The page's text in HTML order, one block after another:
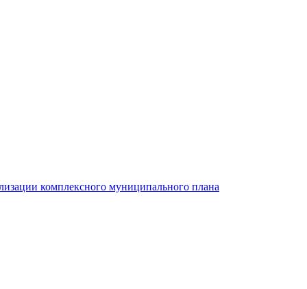
комплексного муниципального плана